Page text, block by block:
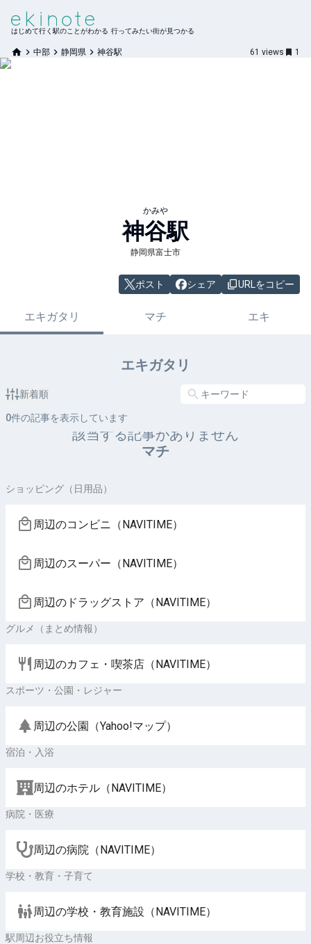
はじめて行く駅のことがわかる 行ってみたい街が見つかる
中部 静岡県 神谷駅 61 views 1
かみや
神谷駅
静岡県富士市
ポスト シェア URLをコピー
エキガタリ マチ エキ
エキガタリ
新着順
0件の記事を表示しています
該当する記事がありません
マチ
ショッピング（日用品）
周辺のコンビニ（NAVITIME）
周辺のスーパー（NAVITIME）
周辺のドラッグストア（NAVITIME）
グルメ（まとめ情報）
周辺のカフェ・喫茶店（NAVITIME）
スポーツ・公園・レジャー
周辺の公園（Yahoo!マップ）
宿泊・入浴
周辺のホテル（NAVITIME）
病院・医療
周辺の病院（NAVITIME）
学校・教育・子育て
周辺の学校・教育施設（NAVITIME）
駅周辺お役立ち情報